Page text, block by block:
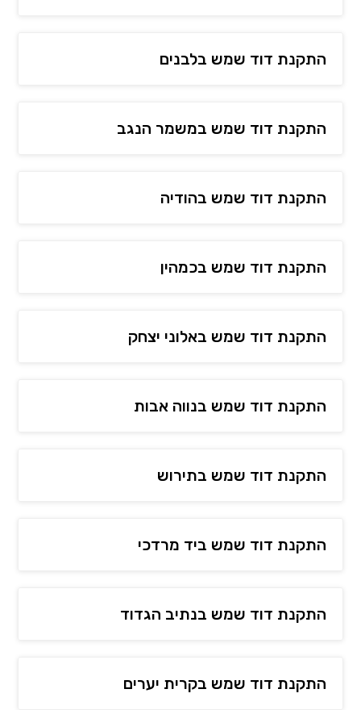
התקנת דוד שמש בלבנים
התקנת דוד שמש במשמר הנגב
התקנת דוד שמש בהודיה
התקנת דוד שמש בכמהין
התקנת דוד שמש באלוני יצחק
התקנת דוד שמש בנווה אבות
התקנת דוד שמש בתירוש
התקנת דוד שמש ביד מרדכי
התקנת דוד שמש בנתיב הגדוד
התקנת דוד שמש בקרית יערים